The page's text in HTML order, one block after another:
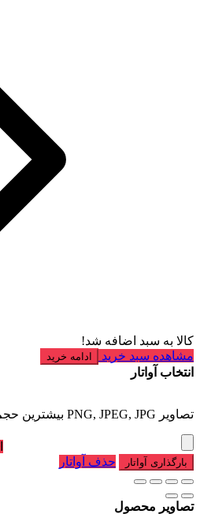
کالا به سبد اضافه شد!
مشاهده سبد خرید
ادامه خرید
انتخاب آواتار
تصاویر PNG, JPEG, JPG بیشترین حجم مجاز 3 مگابایت
بارگذاری آواتار حذف آواتار
تصاویر محصول